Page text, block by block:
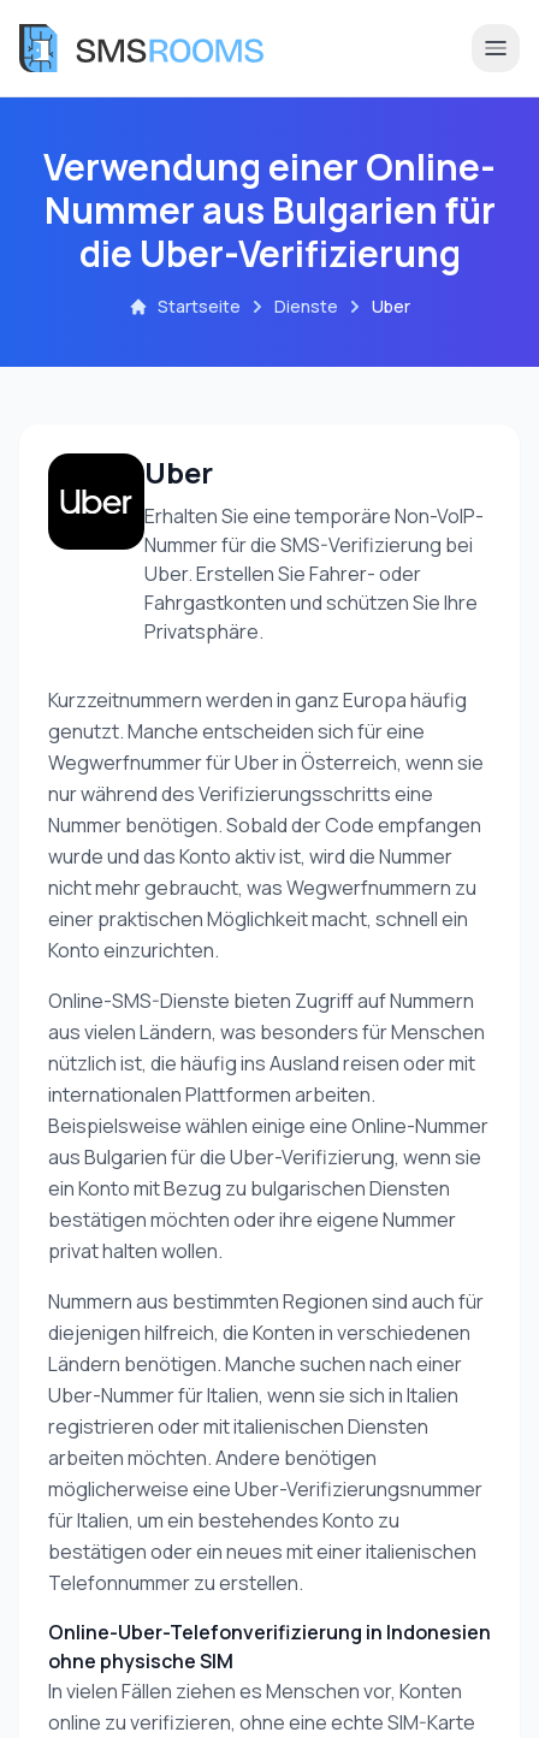
Verwendung einer Online-
Nummer aus Bulgarien für
die Uber-Verifizierung
Startseite Dienste Uber
Uber
Erhalten Sie eine temporäre Non-VoIP-
Nummer für die SMS-Verifizierung bei
Uber. Erstellen Sie Fahrer- oder
Fahrgastkonten und schützen Sie Ihre
Privatsphäre.
Kurzzeitnummern werden in ganz Europa häufig
genutzt. Manche entscheiden sich für eine
Wegwerfnummer für Uber in Österreich, wenn sie
nur während des Verifizierungsschritts eine
Nummer benötigen. Sobald der Code empfangen
wurde und das Konto aktiv ist, wird die Nummer
nicht mehr gebraucht, was Wegwerfnummern zu
einer praktischen Möglichkeit macht, schnell ein
Konto einzurichten.
Online-SMS-Dienste bieten Zugriff auf Nummern
aus vielen Ländern, was besonders für Menschen
nützlich ist, die häufig ins Ausland reisen oder mit
internationalen Plattformen arbeiten.
Beispielsweise wählen einige eine Online-Nummer
aus Bulgarien für die Uber-Verifizierung, wenn sie
ein Konto mit Bezug zu bulgarischen Diensten
bestätigen möchten oder ihre eigene Nummer
privat halten wollen.
Nummern aus bestimmten Regionen sind auch für
diejenigen hilfreich, die Konten in verschiedenen
Ländern benötigen. Manche suchen nach einer
Uber-Nummer für Italien, wenn sie sich in Italien
registrieren oder mit italienischen Diensten
arbeiten möchten. Andere benötigen
möglicherweise eine Uber-Verifizierungsnummer
für Italien, um ein bestehendes Konto zu
bestätigen oder ein neues mit einer italienischen
Telefonnummer zu erstellen.
Online-Uber-Telefonverifizierung in Indonesien
ohne physische SIM
In vielen Fällen ziehen es Menschen vor, Konten
online zu verifizieren, ohne eine echte SIM-Karte